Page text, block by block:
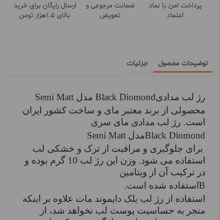
پرداخت امن با نماد
اعتماد
ضمانت مرجوعی و
تعویض
ارسال رایگان برای خرید
بالای 1.5هزار تومن
توضیحات محصول جزئیات
رژ لب مدادیBlack Diomond مدل Semi Matt
محصولی از برند معتبر مای و ساخت کشور ایران
است. رژ لب مدادی مای سری
Black Diomondمدل Semi Matt
برای جلوگیری و مراقبت از ترک و خشکی لب
استفاده می‌ شود. وزن این رژ لب 10 گرم بوده و
در ترکیب آن از ویتامین
B استفاده شده است.
استفاده از رژ لب بلک دایموند مات علاوه بر اینکه
منجر به حساسیت پوست لب نخواهد شد، از